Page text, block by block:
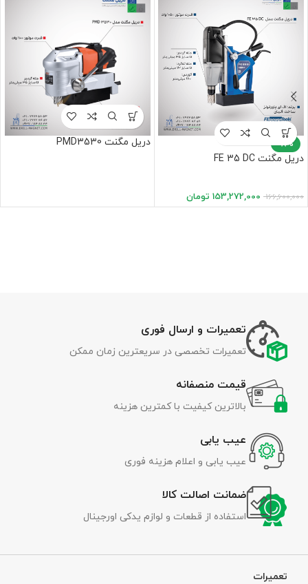
-8%
دریل مگنت FE 35 DC
166,600,000
153,272,000 تومان
دریل مگنت PMD3530
تعمیرات و ارسال فوری
تعمیرات تخصصی در سریعترین زمان ممکن
قیمت منصفانه
بالاترین کیفیت با کمترین هزینه
عیب یابی
عیب یابی و اعلام هزینه فوری
ضمانت اصالت کالا
استفاده از قطعات و لوازم یدکی اورجینال
تعمیرات